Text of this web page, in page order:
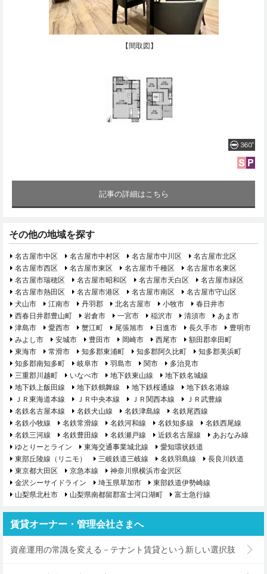
【間取図】
記事の詳細はこちら
その他の地域を探す
名古屋市中区 名古屋市中村区 名古屋市中川区
名古屋市北区
名古屋市西区
名古屋市東区 名古屋市千種区
名古屋市名東区
名古屋市瑞穂区
名古屋市昭和区 名古屋市天白区
名古屋市緑区
名古屋市熱田区
名古屋市港区 名古屋市南区
名古屋市守山区
犬山市
江南市 丹羽郡 北名古屋市 小牧市
春日井市
西春日井郡豊山町
岩倉市 一宮市 稲沢市 清須市
あま市
津島市
愛西市 蟹江町 尾張旭市 日進市 長久手市
豊明市
みよし市
安城市 豊田市 岡崎市 西尾市
額田郡幸田町
東海市
常滑市 知多郡東浦町 知多郡阿久比町
知多郡美浜町
知多郡南知多町
岐阜市 羽島市 関市
多治見市
三重郡川越町
いなべ市 地下鉄東山線
地下鉄名城線
地下鉄上飯田線
地下鉄鶴舞線 地下鉄桜通線
地下鉄名港線
ＪＲ東海道本線
ＪＲ中央本線 ＪＲ関西本線
ＪＲ武豊線
名鉄名古屋本線
名鉄犬山線 名鉄津島線
名鉄尾西線
名鉄小牧線
名鉄常滑線 名鉄河和線 名鉄知多線
名鉄西尾線
名鉄三河線
名鉄豊田線 名鉄瀬戸線 近鉄名古屋線
あおなみ線
ゆとりーとライン
東海交通事業城北線
愛知環状鉄道
東部丘陵線（リニモ）
三岐鉄道三岐線 名鉄羽島線
長良川鉄道
東京都大田区
京急本線
神奈川県横浜市金沢区
金沢シーサイドライン
埼玉県草加市
東部鉄道伊勢崎線
山梨県北杜市
山梨県南都留郡富士河口湖町 富士急行線
賃貸オーナー・管理会社さまへ
資産運用の常識を変える－テナント賃貸という新しい選択肢